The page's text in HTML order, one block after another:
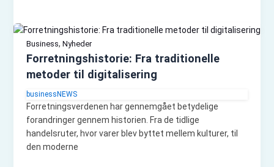
Business, Nyheder
Forretningshistorie: Fra traditionelle
metoder til digitalisering
businessNEWS
Forretningsverdenen har gennemgået betydelige
forandringer gennem historien. Fra de tidlige
handelsruter, hvor varer blev byttet mellem kulturer, til
den moderne